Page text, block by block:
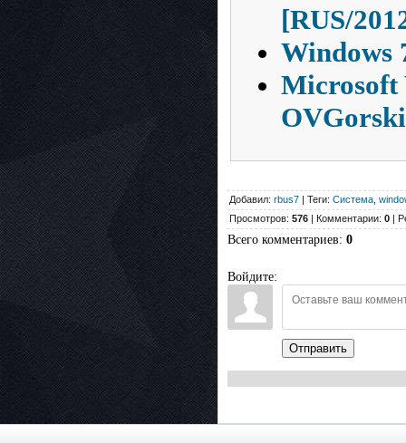
[RUS/
Windows
Microsoft
Добавил: rbus7 | Теги: Система
Просмотров: 576 | Комментарии: 0 |
Всего комментариев: 0
Войдите:
Отправить